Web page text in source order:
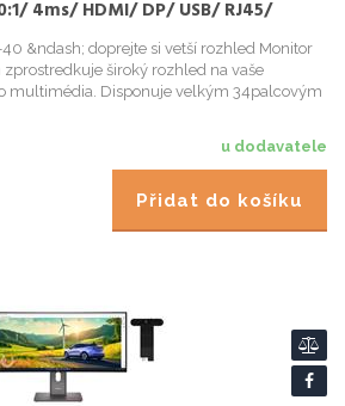
4ms/ HDMI/ DP/ USB/ RJ45/
&ndash; doprejte si vetší rozhled Monitor
široký rozhled na vaše
multimédia. Disponuje velkým 34palcovým
u dodavatele
Přidat do košíku